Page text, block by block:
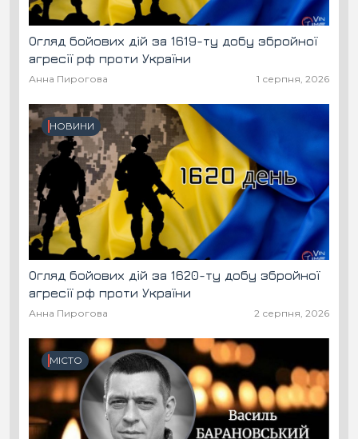
Огляд бойових дій за 1619-ту добу збройної
агресії рф проти України
Анна Пирогова 1 серпня, 2026
НОВИНИ
Огляд бойових дій за 1620-ту добу збройної
агресії рф проти України
Анна Пирогова 2 серпня, 2026
МІСТО